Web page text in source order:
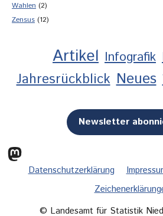
Wahlen (2)
Zensus (12)
Artikel Infografik
Jahresrückblick Neues
Newsletter
Mastodon
Datenschutzerklärung
© Landesamt für Statistik